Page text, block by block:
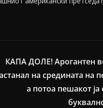
КАПА ДОЛЕ! Арогантен
на средината на
а потоа пешакот